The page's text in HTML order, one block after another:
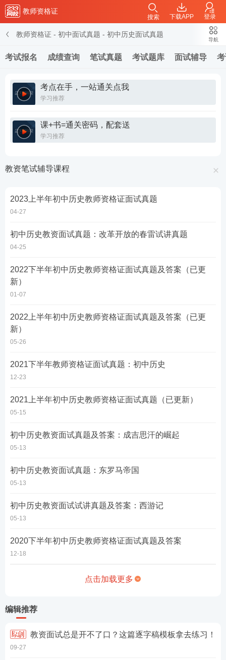
教师资格证
下载APP 登录
搜索
教师资格证 - 初中面试真题 - 初中历史面试真题
考试报名 成绩查询 笔试真题 考试题库 面试辅导
导航
考点在手，一站通关点我
学习推荐
课+书=通关密码，配套送
学习推荐
教资笔试辅导课程
2023上半年初中历史教师资格证面试真题
04-27
初中历史教资面试真题：改革开放的春雷试讲真题
04-25
2022下半年初中历史教师资格证面试真题及答案（已更
新）
01-07
2022上半年初中历史教师资格证面试真题及答案（已更
新）
05-26
2021下半年教师资格证面试真题：初中历史
12-23
2021上半年初中历史教师资格证面试真题（已更新）
05-15
初中历史教资面试真题及答案：成吉思汗的崛起
05-13
初中历史教资面试真题：东罗马帝国
05-13
初中历史教资面试试讲真题及答案：西游记
05-13
2020下半年初中历史教师资格证面试真题及答案
12-18
点击加载更多
编辑推荐
教资面试总是开不了口？这篇逐字稿模板拿去练习！
09-27